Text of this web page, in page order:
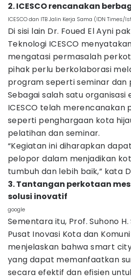
2. ICESCO rencanakan
ICESCO dan ITB Jalin Kerja Sama (IDN Times/
Di sisi lain Dr. Foued El Ayni
Teknologi ICESCO
mengatasi permasalah
pihak perlu berkolaborasi
program seperti seminar dan
Sebagai salah satu organisasi
ICESCO telah
seperti penghargaan kota
pelatihan dan seminar.
“Kegiatan ini diharapkan
pelopor dalam menjadikan
tumbuh dan lebih baik,” kata
3. Tantangan perkotaan
solusi inovatif
google
Sementara itu, Prof. Suhono
Pusat Inovasi Kota dan
menjelaskan bahwa smart
yang dapat memanfaatkan
secara efektif dan efisien